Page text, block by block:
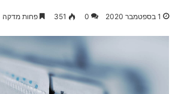
1 בספטמבר 2020 0
351 פחות מדקה